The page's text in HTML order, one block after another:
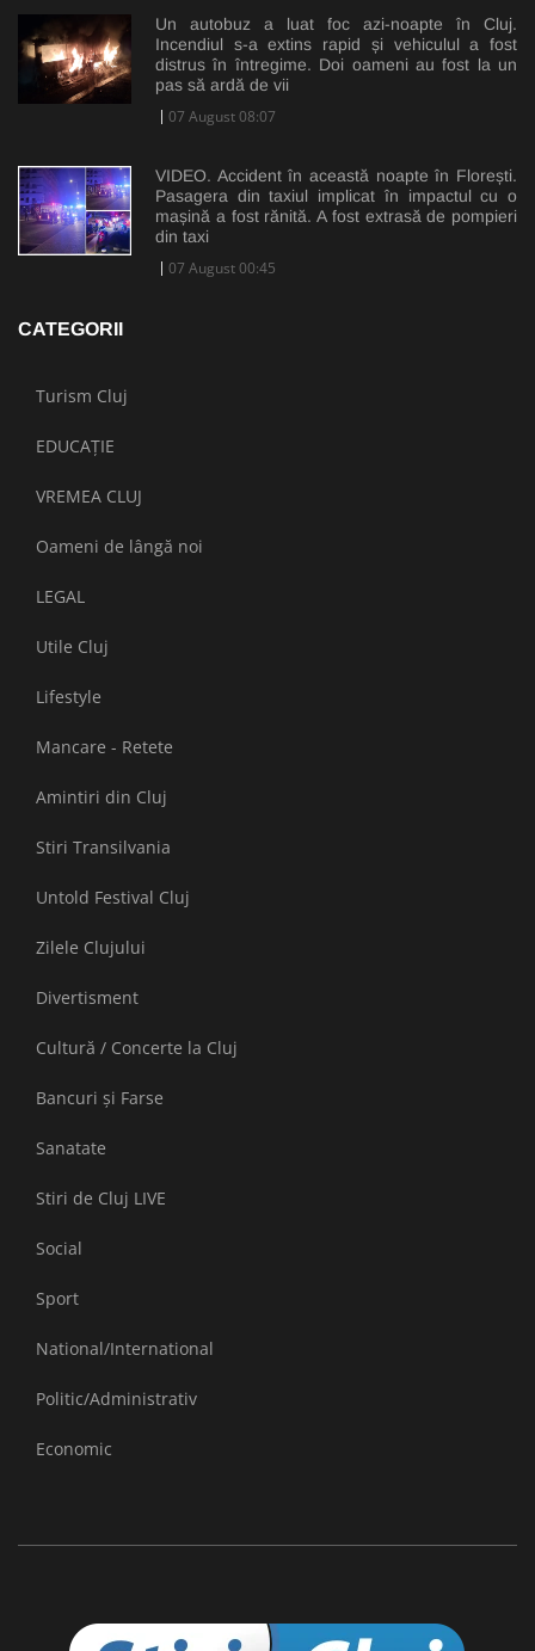
Un autobuz a luat foc azi-noapte în Cluj.
Incendiul s-a extins rapid și vehiculul a fost
distrus în întregime. Doi oameni au fost la un
pas să ardă de vii
07 August 08:07
VIDEO. Accident în această noapte în Florești.
Pasagera din taxiul implicat în impactul cu o
mașină a fost rănită. A fost extrasă de pompieri
din taxi
07 August 00:45
CATEGORII
Turism Cluj
EDUCAȚIE
VREMEA CLUJ
Oameni de lângă noi
LEGAL
Utile Cluj
Lifestyle
Mancare - Retete
Amintiri din Cluj
Stiri Transilvania
Untold Festival Cluj
Zilele Clujului
Divertisment
Cultură / Concerte la Cluj
Bancuri și Farse
Sanatate
Stiri de Cluj LIVE
Social
Sport
National/International
Politic/Administrativ
Economic